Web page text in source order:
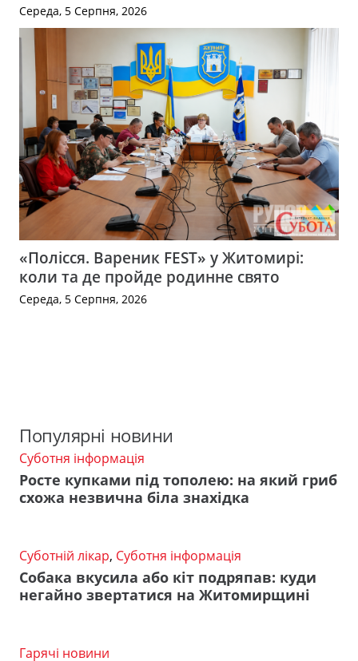
Середа, 5 Серпня, 2026
«Полісся. Вареник FEST» у Житомирі:
коли та де пройде родинне свято
Середа, 5 Серпня, 2026
Популярні новини
Суботня інформація
Росте купками під тополею: на який гриб
схожа незвична біла знахідка
Суботній лікар, Суботня інформація
Собака вкусила або кіт подряпав: куди
негайно звертатися на Житомирщині
Гарячі новини